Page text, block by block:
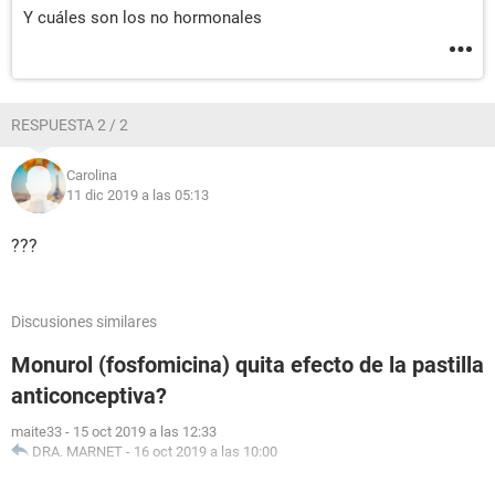
Y cuáles son los no hormonales
RESPUESTA 2 / 2
Carolina
11 dic 2019 a las 05:13
???
Discusiones similares
Monurol (fosfomicina) quita efecto de la pastilla
anticonceptiva?
maite33 - 15 oct 2019 a las 12:33
DRA. MARNET - 16 oct 2019 a las 10:00